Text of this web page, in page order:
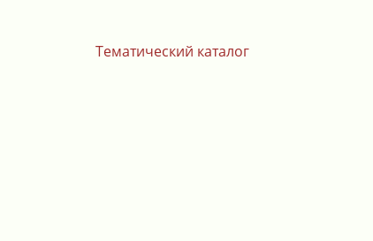
Тематический каталог